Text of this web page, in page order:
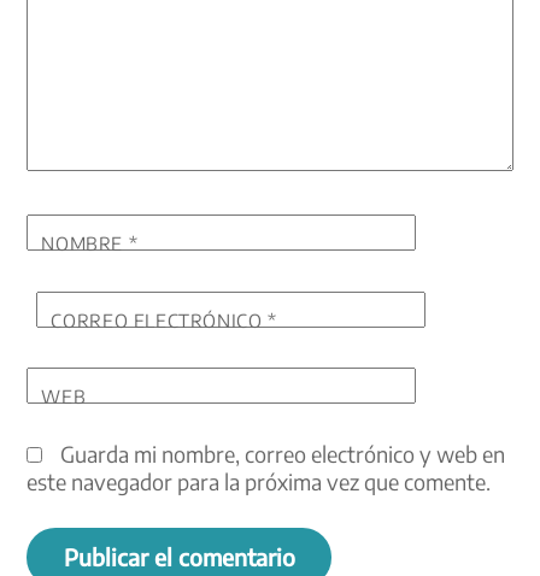
NOMBRE *
CORREO ELECTRÓNICO*
WEB
Guarda mi nombre, correo electrónico y web en
este navegador para la próxima vez que comente.